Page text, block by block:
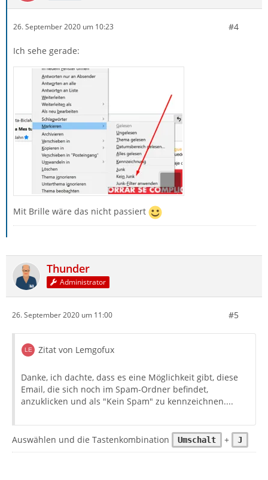
26. September 2020 um 10:23 #4
Ich sehe gerade:
Mit Brille wäre das nicht passiert
Thunder
Administrator
26. September 2020 um 11:00 #5
Zitat von Lemgofux
Danke, ich dachte, dass es eine Möglichkeit gibt, diese
Email, die sich noch im Spam-Ordner befindet,
anzuklicken und als "Kein Spam" zu kennzeichnen....
Auswählen und die Tastenkombination Umschalt + J